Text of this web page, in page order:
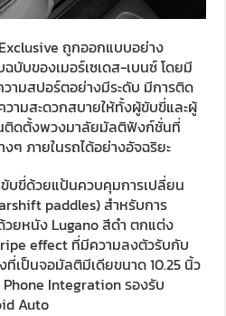
ถูกออกแบบอย่าง
บของเมอร์เซเดส-เบนซ์ โดยมี
ามสปอร์ตอย่างมีระดับ มีการติด
ามสะดวกสบายให้ทั้งผู้ขับขี่และผู้
นติดตั้งพวงมาลัยมัลติฟังก์ชั่นที่
ๆ ภายในรถได้อย่างอัจฉริยะ
บขี่ด้วยแป้นควบคุมการเปลี่ยน
paddles) สำหรับการ
วยหนัง Lugano สีดำ ตกแต่ง
effect ที่มีความลงตัวรับกับ
เป็นจอมัลติมีเดียขนาด 10.25 นิ้ว
Integration รองรับ
Auto